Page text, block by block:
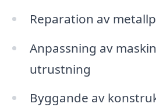
Reparation av
Anpassning av
utrustning
Byggande av